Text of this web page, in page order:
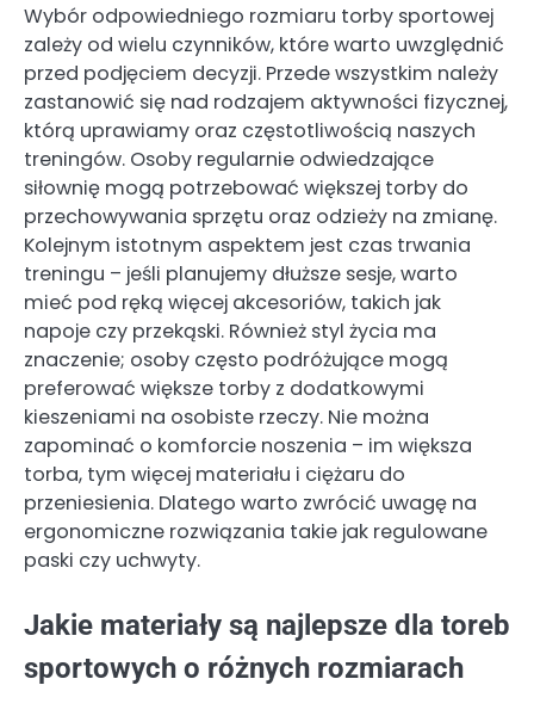
Wybór odpowiedniego rozmiaru torby sportowej
zależy od wielu czynników, które warto uwzględnić
przed podjęciem decyzji. Przede wszystkim należy
zastanowić się nad rodzajem aktywności fizycznej,
którą uprawiamy oraz częstotliwością naszych
treningów. Osoby regularnie odwiedzające
siłownię mogą potrzebować większej torby do
przechowywania sprzętu oraz odzieży na zmianę.
Kolejnym istotnym aspektem jest czas trwania
treningu – jeśli planujemy dłuższe sesje, warto
mieć pod ręką więcej akcesoriów, takich jak
napoje czy przekąski. Również styl życia ma
znaczenie; osoby często podróżujące mogą
preferować większe torby z dodatkowymi
kieszeniami na osobiste rzeczy. Nie można
zapominać o komforcie noszenia – im większa
torba, tym więcej materiału i ciężaru do
przeniesienia. Dlatego warto zwrócić uwagę na
ergonomiczne rozwiązania takie jak regulowane
paski czy uchwyty.
Jakie materiały są najlepsze dla toreb
sportowych o różnych rozmiarach